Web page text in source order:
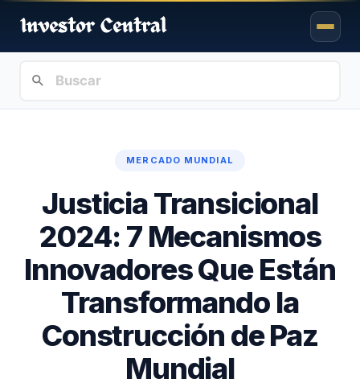
MERCADO MUNDIAL
Justicia Transicional
2024: 7 Mecanismos
Innovadores Que Están
Transformando la
Construcción de Paz
Mundial